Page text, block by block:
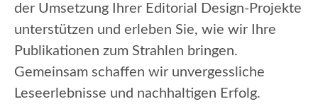
der Umsetzung Ihrer Editorial Design-Projekte
unterstützen und erleben Sie, wie wir Ihre
Publikationen zum Strahlen bringen.
Gemeinsam schaffen wir unvergessliche
Leseerlebnisse und nachhaltigen Erfolg.